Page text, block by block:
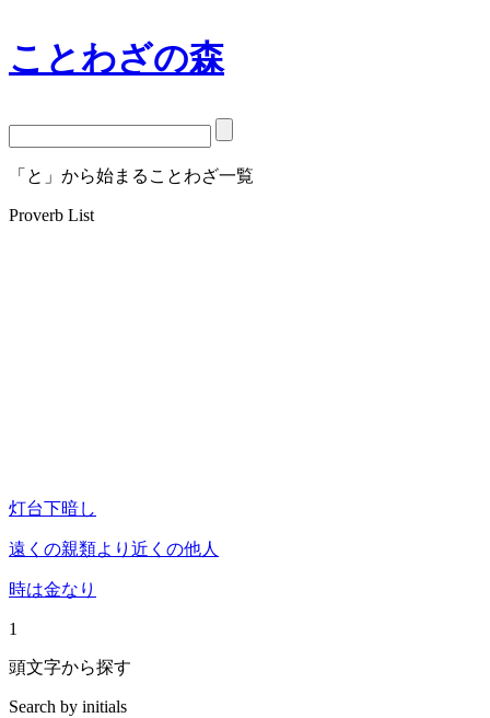
ことわざの森
「と」から始まることわざ一覧
Proverb List
灯台下暗し
遠くの親類より近くの他人
時は金なり
1
頭文字から探す
Search by initials